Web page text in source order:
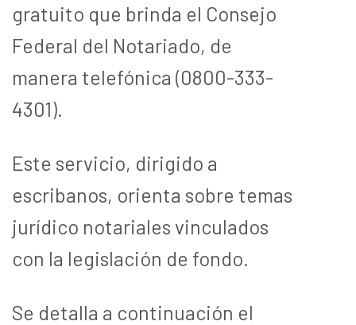
gratuito que brinda el Consejo
Federal del Notariado, de
manera telefónica (0800-333-
4301).
Este servicio, dirigido a
escribanos, orienta sobre temas
jurídico notariales vinculados
con la legislación de fondo.
Se detalla a continuación el